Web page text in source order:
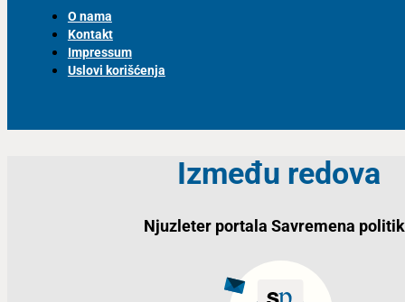
O nama
Kontakt
Impressum
Uslovi korišćenja
Između redova
Njuzleter portala Savremena